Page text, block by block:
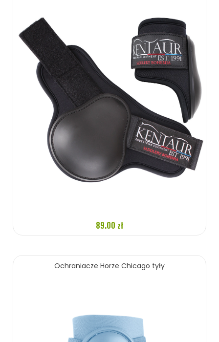
89.00 zł
ZOBACZ WIĘCEJ
Ochraniacze Horze Chicago tyły